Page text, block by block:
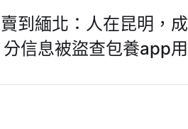
到緬北：人在昆明，成
分信息被盜查包養app用